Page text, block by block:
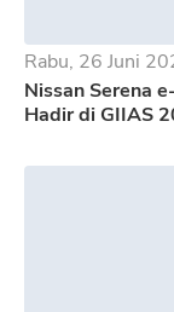
Rabu, 26 Juni
Nissan Serena
Hadir di GIIAS